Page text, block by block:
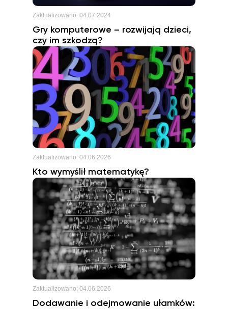
Zaktualizowano: 04.07.2024
Gry komputerowe – rozwijają dzieci,
czy im szkodzą?
Zaktualizowano: 04.06.2026
Kto wymyślił matematykę?
Zaktualizowano: 04.06.2026
Dodawanie i odejmowanie ułamków: